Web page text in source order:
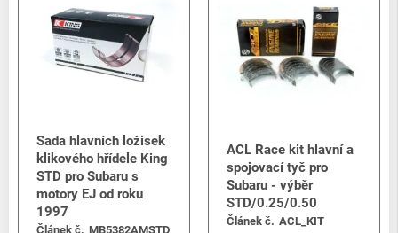
Sada hlavních ložisek
klikového hřídele King
STD pro Subaru s
motory EJ od roku
1997
Článek č. MB5382AMSTD
ACL Race kit hlavní a
spojovací tyč pro
Subaru - výběr
STD/0.25/0.50
Článek č. ACL_KIT